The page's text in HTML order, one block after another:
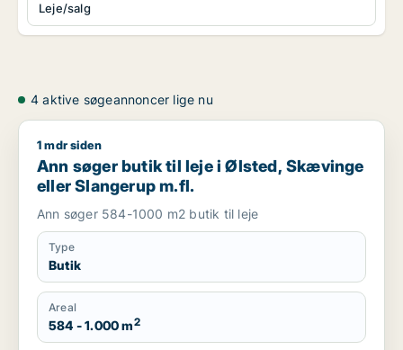
Leje/salg
4 aktive søgeannoncer lige nu
Ann søger butik til leje i Ølsted, Skævinge eller Slangerup
1 mdr siden
Ann søger butik til leje i Ølsted, Skævinge
eller Slangerup m.fl.
Ann søger 584-1000 m2 butik til leje
Type
Butik
Areal
584 - 1.000 m2